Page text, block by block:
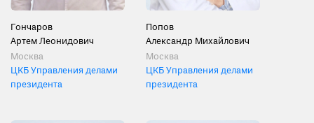
Гончаров
Артем Леонидович
Москва
ЦКБ Управления делами
президента
Попов
Александр Михайлович
Москва
ЦКБ Управления делами
президента